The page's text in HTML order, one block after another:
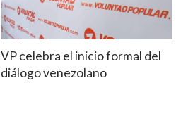
VP celebra el inicio formal del
diálogo venezolano